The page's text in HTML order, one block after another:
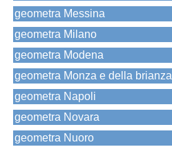
geometra Messina
geometra Milano
geometra Modena
geometra Monza e della brianza
geometra Napoli
geometra Novara
geometra Nuoro